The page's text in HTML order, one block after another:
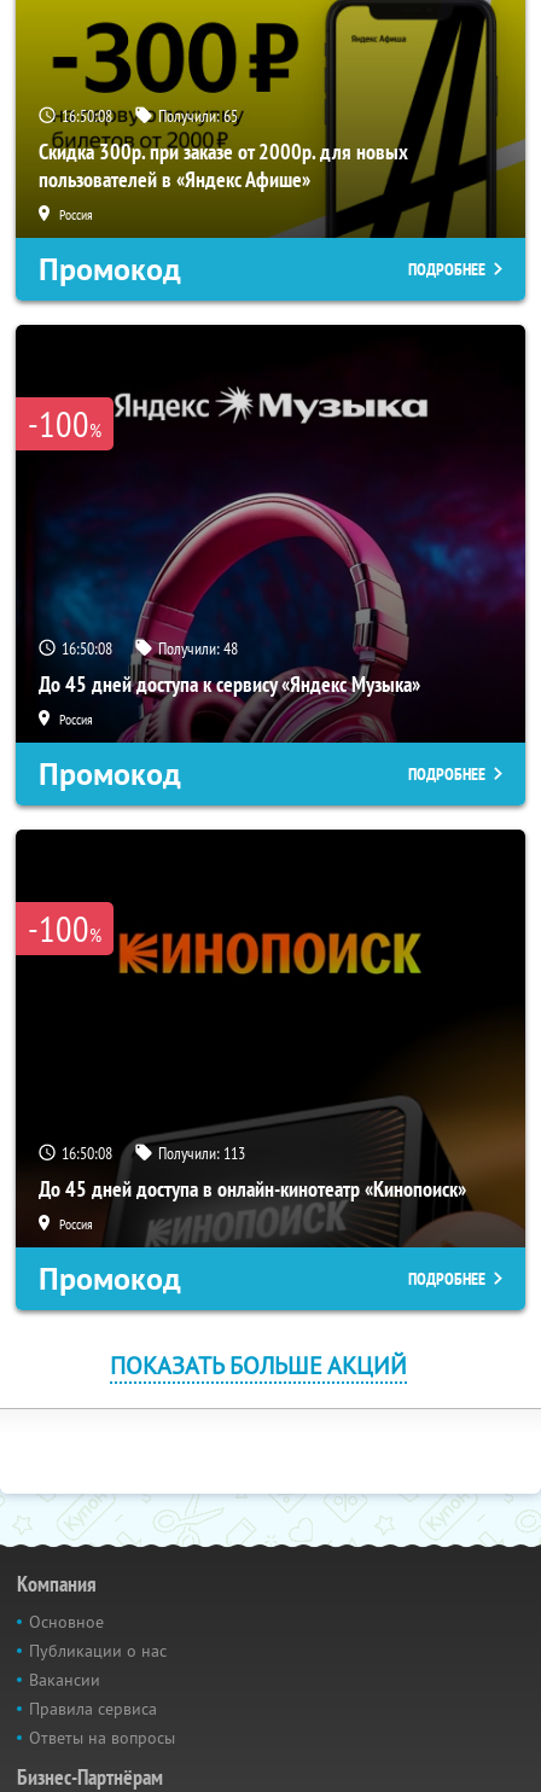
16:50:07 Получили:65
Скидка 300р. при заказе от 2000р. для новых
пользователей в «Яндекс Афише»
Россия
Промокод ПОДРОБНЕЕ
-100%
16:50:07 Получили:48
До 45 дней доступа к сервису «Яндекс Музыка»
Россия
Промокод ПОДРОБНЕЕ
-100%
16:50:07 Получили: 113
До 45 дней доступа в онлайн-кинотеатр «Кинопоиск»
Россия
Промокод ПОДРОБНЕЕ
ПОКАЗАТЬ БОЛЬШЕ АКЦИЙ
Компания
Основное
Публикации о нас
Вакансии
Правила сервиса
Ответы на вопросы
Бизнес-Партнёрам